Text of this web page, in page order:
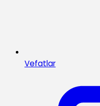
Vefatlar